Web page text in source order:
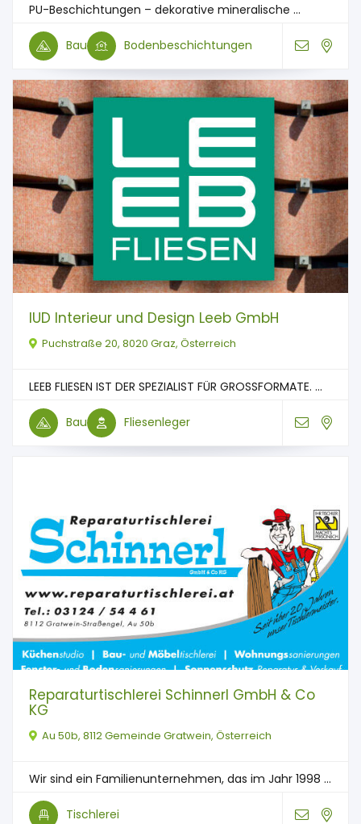
PU-Beschichtungen – dekorative mineralische ...
Bau Bodenbeschichtungen
IUD Interieur und Design Leeb GmbH
Puchstraße 20, 8020 Graz, Österreich
LEEB FLIESEN IST DER SPEZIALIST FÜR GROSSFORMATE. ...
Bau Fliesenleger
Reparaturtischlerei Schinnerl GmbH & Co
KG
Au 50b, 8112 Gemeinde Gratwein, Österreich
Wir sind ein Familienunternehmen, das im Jahr 1998 ...
Tischlerei